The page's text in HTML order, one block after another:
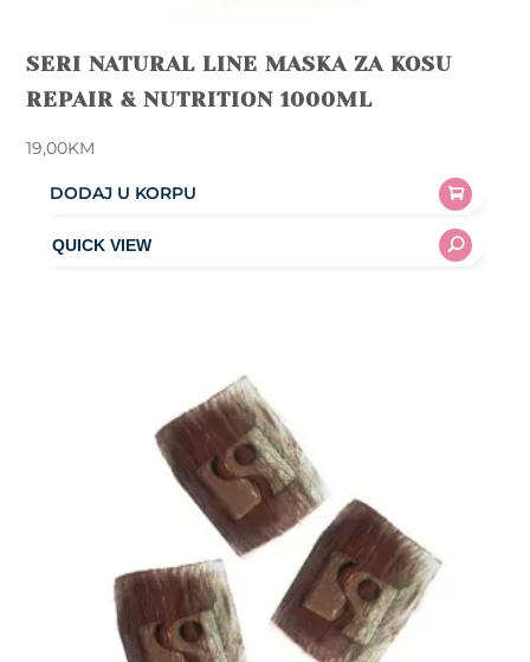
SERI NATURAL LINE MASKA ZA KOSU
REPAIR & NUTRITION 1000ML
19,00KM
DODAJ U KORPU